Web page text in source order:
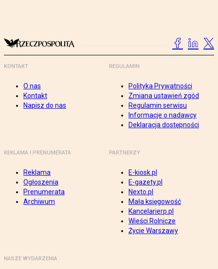
KONTAKT
O nas
Kontakt
Napisz do nas
REGULAMIN
Polityka Prywatności
Zmiana ustawień zgód
Regulamin serwisu
Informacje o nadawcy
Deklaracja dostępności
REKLAMA I PRENUMERATA
Reklama
Ogłoszenia
Prenumerata
Archiwum
PARTNERZY
E-kiosk.pl
E-gazety.pl
Nexto.pl
Mała księgowość
Kancelarierp.pl
Wieści Rolnicze
Życie Warszawy
NASZE WYDARZENIA